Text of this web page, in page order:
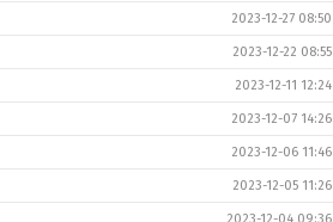
2023-12-27 08:50
2023-12-22 08:55
2023-12-11 12:24
2023-12-07 14:26
2023-12-06 11:46
2023-12-05 11:26